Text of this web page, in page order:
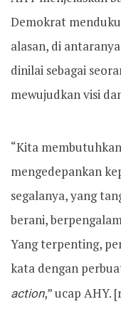
Demokrat
alasan, di
dinilai sebagai
mewujudkan visi
“Kita
mengedepankan
segalanya, yang
berani,
Yang terpenting,
kata dengan
action,” ucap AHY.